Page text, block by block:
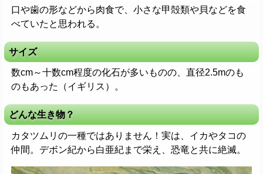
口や歯の形などから肉食で、小さな甲殻類や貝などを食
べていたと思われる。
サイズ
数cm～十数cm程度の化石が多いものの、直径2.5mのも
のもあった（イギリス）。
どんな生き物？
カタツムリの一種ではありません！実は、イカやタコの
仲間。デボン紀から白亜紀まで栄え、恐竜と共に絶滅。